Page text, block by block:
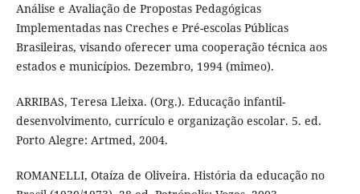
Análise e Avaliação de Propostas Pedagógicas
Implementadas nas Creches e Pré-escolas Públicas
Brasileiras, visando oferecer uma cooperação técnica aos
estados e municípios. Dezembro, 1994 (mimeo).
ARRIBAS, Teresa Lleixa. (Org.). Educação infantil-
desenvolvimento, currículo e organização escolar. 5. ed.
Porto Alegre: Artmed, 2004.
ROMANELLI, Otaíza de Oliveira. História da educação no